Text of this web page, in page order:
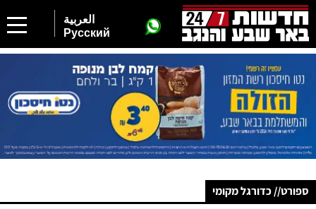
العربية
Русский
ספורט// כדורגל מקומי